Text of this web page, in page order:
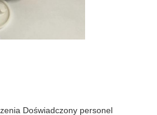
Doświadczony personel